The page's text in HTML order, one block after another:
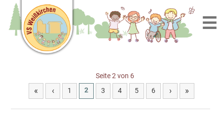
Seite 2 von 6
« ‹ 1 2 3 4 5 6 › »